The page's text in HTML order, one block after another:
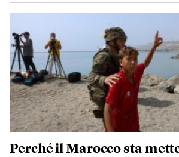
Perché il Marocco sta